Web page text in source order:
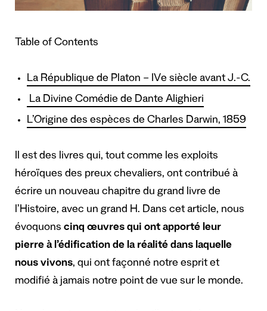
Table of Contents
La République de Platon – IVe siècle avant J.-C.
La Divine Comédie de Dante Alighieri
L’Origine des espèces de Charles Darwin, 1859
Il est des livres qui, tout comme les exploits
héroïques des preux chevaliers, ont contribué à
écrire un nouveau chapitre du grand livre de
l’Histoire, avec un grand H. Dans cet article, nous
évoquons cinq œuvres qui ont apporté leur
pierre à l’édification de la réalité dans laquelle
nous vivons, qui ont façonné notre esprit et
modifié à jamais notre point de vue sur le monde.